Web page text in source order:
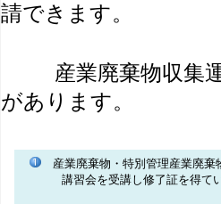
請できます。
産業廃棄物収集
があります。
産業廃棄物・特別管理産業廃棄
講習会を受講し修了証を得てい